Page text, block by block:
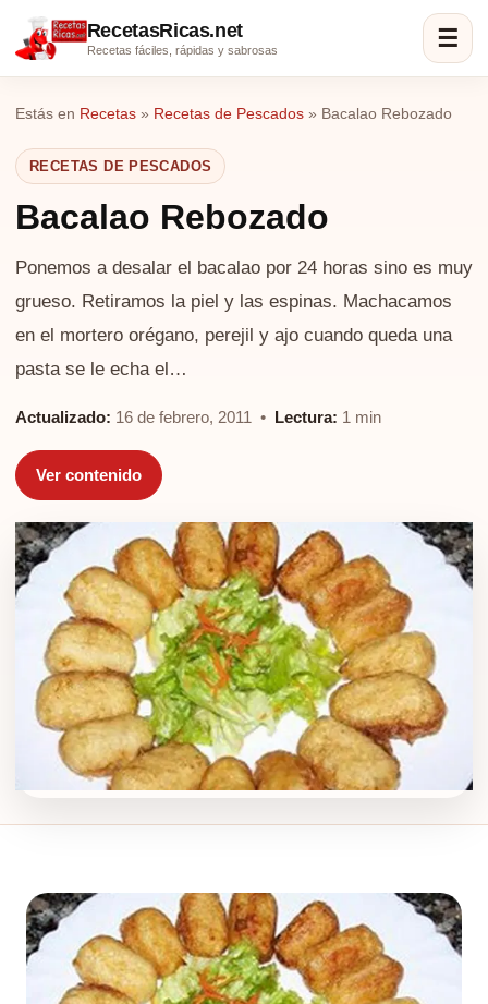
RecetasRicas.net
Recetas fáciles, rápidas y sabrosas ☰
Estás en Recetas » Recetas de Pescados » Bacalao Rebozado
RECETAS DE PESCADOS
Bacalao Rebozado
Ponemos a desalar el bacalao por 24 horas sino es muy
grueso. Retiramos la piel y las espinas. Machacamos
en el mortero orégano, perejil y ajo cuando queda una
pasta se le echa el…
Actualizado: 16 de febrero, 2011 • Lectura: 1 min
Ver contenido